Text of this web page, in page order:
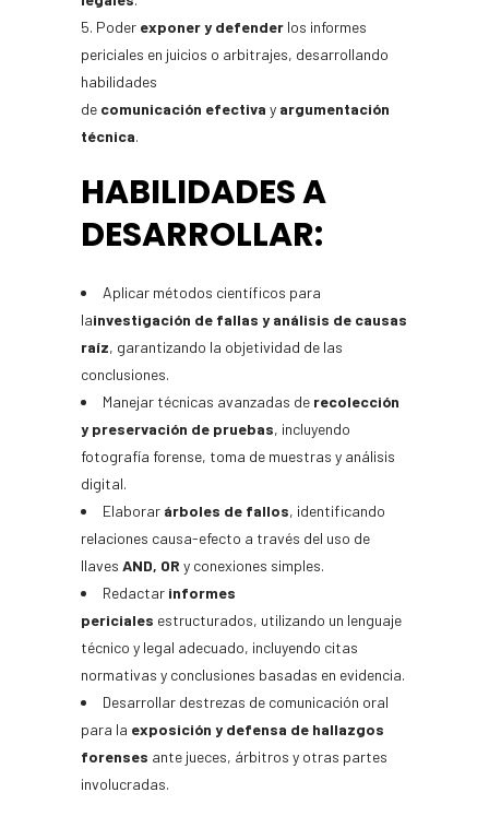
Poder exponer y defender los informes
periciales en juicios o arbitrajes, desarrollando
habilidades
de comunicación efectiva y argumentación
técnica.
HABILIDADES A
DESARROLLAR:
Aplicar métodos científicos para
lainvestigación de fallas y análisis de causas
raíz, garantizando la objetividad de las
conclusiones.
Manejar técnicas avanzadas de recolección
y preservación de pruebas, incluyendo
fotografía forense, toma de muestras y análisis
digital.
Elaborar árboles de fallos, identificando
relaciones causa-efecto a través del uso de
llaves AND, OR y conexiones simples.
Redactar informes
periciales estructurados, utilizando un lenguaje
técnico y legal adecuado, incluyendo citas
normativas y conclusiones basadas en evidencia.
Desarrollar destrezas de comunicación oral
para la exposición y defensa de hallazgos
forenses ante jueces, árbitros y otras partes
involucradas.